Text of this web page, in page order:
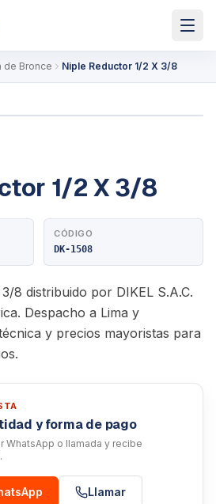
de Bronce Niple Reductor 1/2 X 3/8
1/2 X 3/8
CÓDIGO
DK-1508
8 distribuido por DIKEL S.A.C.
Despacho a Lima y
y precios mayoristas para
y forma de pago
WhatsApp o llamada y recibe
Llamar